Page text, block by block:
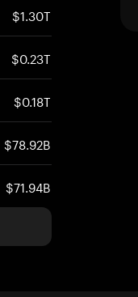
$1.30T
$0.23T
$0.18T
$78.92B
$71.94B